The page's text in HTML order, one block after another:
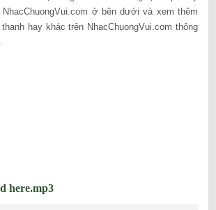
ở bên dưới và xem thêm
hay khác trên NhacChuongVui.com thông
here.mp3